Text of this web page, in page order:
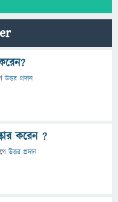
উত্তর প্রদান
করেন ?
উত্তর প্রদান